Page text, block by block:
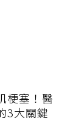
梗塞！醫
3大關鍵